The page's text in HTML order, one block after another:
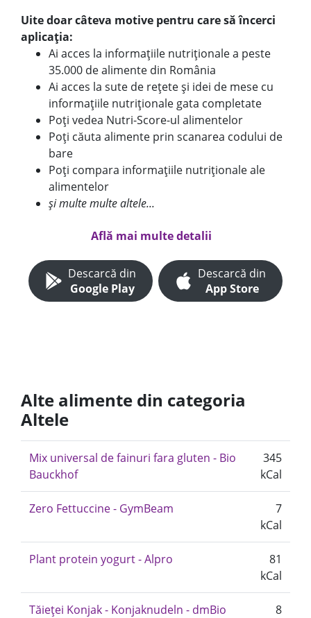
Uite doar câteva motive pentru care să încerci
aplicația:
Ai acces la informațiile nutriționale a peste
35.000 de alimente din România
Ai acces la sute de rețete și idei de mese cu
informațiile nutriționale gata completate
Poți vedea Nutri-Score-ul alimentelor
Poți căuta alimente prin scanarea codului de
bare
Poți compara informațiile nutriționale ale
alimentelor
și multe multe altele...
Află mai multe detalii
Descarcă din
Google Play
Descarcă din
App Store
Alte alimente din categoria
Altele
Mix universal de fainuri fara gluten - Bio
Bauckhof
345
kCal
Zero Fettuccine - GymBeam
7
kCal
Plant protein yogurt - Alpro
81
kCal
Tăieței Konjak - Konjaknudeln - dmBio
8